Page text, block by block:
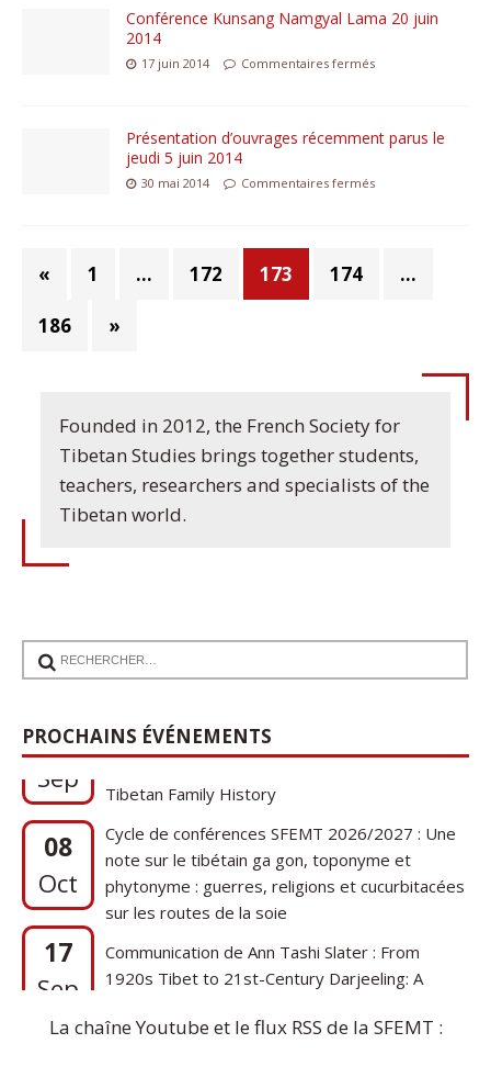
Conférence Kunsang Namgyal Lama 20 juin
2014
17 juin 2014 Commentaires fermés
Présentation d’ouvrages récemment parus le
jeudi 5 juin 2014
30 mai 2014 Commentaires fermés
« 1 … 172 173 174 …
186 »
Founded in 2012, the French Society for
Tibetan Studies brings together students,
teachers, researchers and specialists of the
Tibetan world.
PROCHAINS ÉVÉNEMENTS
Sep
1920s Tibet to 21st-Century Darjeeling: A
08
Oct
Cycle de conférences SFEMT 2026/2027 : Une
note sur le tibétain ga gon, toponyme et
phytonyme : guerres, religions et cucurbitacées
sur les routes de la soie
17
Sep
Communication de Ann Tashi Slater : From
1920s Tibet to 21st-Century Darjeeling: A
Tibetan Family History
La chaîne Youtube et le flux RSS de la SFEMT :